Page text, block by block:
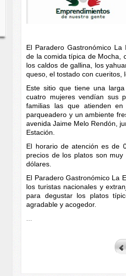
El Paradero Gastronómico
de la comida típica de Mocha,
los caldos de gallina, los
queso, el tostado con cueritos,
Este sitio que tiene una
cuatro mujeres vendían sus
familias las que atienden
parqueadero y un ambiente
avenida Jaime Melo Rendón,
Estación.
El horario de atención es de
precios de los platos son
dólares.
El Paradero Gastronómico La
los turistas nacionales y
para degustar los platos
agradable y acogedor.